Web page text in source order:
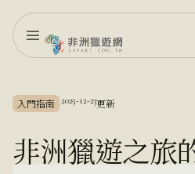
入門指南 ·2025-12-23更新
非洲獵遊之旅